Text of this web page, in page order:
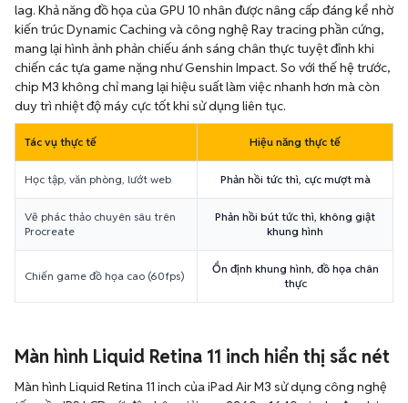
lag. Khả năng đồ họa của GPU 10 nhân được nâng cấp đáng kể nhờ
kiến trúc Dynamic Caching và công nghệ Ray tracing phần cứng,
mang lại hình ảnh phản chiếu ánh sáng chân thực tuyệt đỉnh khi
chiến các tựa game nặng như Genshin Impact. So với thế hệ trước,
chip M3 không chỉ mang lại hiệu suất làm việc nhanh hơn mà còn
duy trì nhiệt độ máy cực tốt khi sử dụng liên tục.
Tác vụ thực tế Hiệu năng thực tế
Học tập, văn phòng, lướt web Phản hồi tức thì, cực mượt mà
Vẽ phác thảo chuyên sâu trên
Procreate
Phản hồi bút tức thì, không giật
khung hình
Chiến game đồ họa cao (60fps)
Ổn định khung hình, đồ họa chân
thực
Màn hình Liquid Retina 11 inch hiển thị sắc nét
Màn hình Liquid Retina 11 inch của iPad Air M3 sử dụng công nghệ